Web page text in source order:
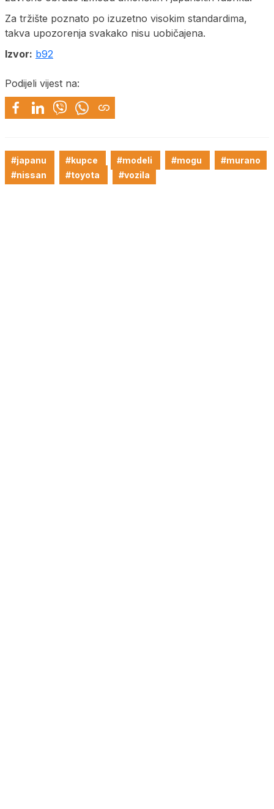
Za tržište poznato po izuzetno visokim standardima,
takva upozorenja svakako nisu uobičajena.
Izvor: b92
Podijeli vijest na:
#japanu #kupce #modeli #mogu
#murano
#nissan
#toyota #vozila